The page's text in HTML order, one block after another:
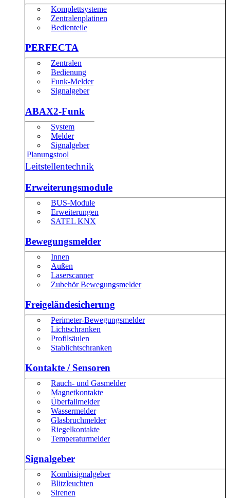
Komplettsysteme
Zentralenplatinen
Bedienteile
PERFECTA
Zentralen
Bedienung
Funk-Melder
Signalgeber
ABAX2-Funk
System
Melder
Signalgeber
Planungstool
Leitstellentechnik
Erweiterungsmodule
BUS-Module
Erweiterungen
SATEL KNX
Bewegungsmelder
Innen
Außen
Laserscanner
Zubehör Bewegungsmelder
Freigeländesicherung
Perimeter-Bewegungsmelder
Lichtschranken
Profilsäulen
Stablichtschranken
Kontakte / Sensoren
Rauch- und Gasmelder
Magnetkontakte
Überfallmelder
Wassermelder
Glasbruchmelder
Riegelkontakte
Temperaturmelder
Signalgeber
Kombisignalgeber
Blitzleuchten
Sirenen